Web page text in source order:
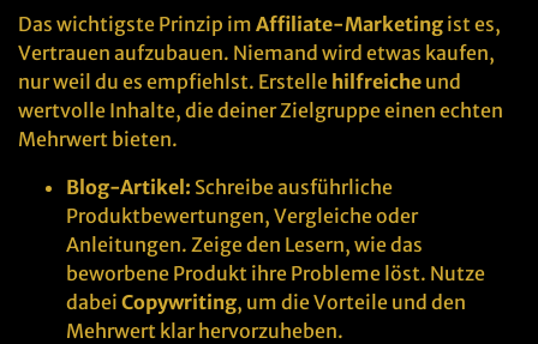
Das wichtigste Prinzip im Affiliate-Marketing ist es,
Vertrauen aufzubauen. Niemand wird etwas kaufen,
nur weil du es empfiehlst. Erstelle hilfreiche und
wertvolle Inhalte, die deiner Zielgruppe einen echten
Mehrwert bieten.
Blog-Artikel: Schreibe ausführliche
Produktbewertungen, Vergleiche oder
Anleitungen. Zeige den Lesern, wie das
beworbene Produkt ihre Probleme löst. Nutze
dabei Copywriting, um die Vorteile und den
Mehrwert klar hervorzuheben.